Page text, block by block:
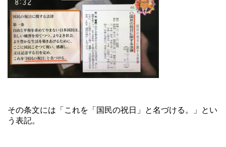
その条文には「これを「国民の祝日」と名づける。」とい
う表記。